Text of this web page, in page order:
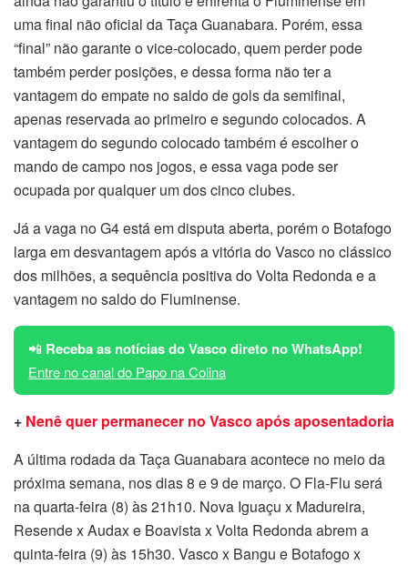
uma final não oficial da Taça Guanabara. Porém, essa
“final” não garante o vice-colocado, quem perder pode
também perder posições, e dessa forma não ter a
vantagem do empate no saldo de gols da semifinal,
apenas reservada ao primeiro e segundo colocados. A
vantagem do segundo colocado também é escolher o
mando de campo nos jogos, e essa vaga pode ser
ocupada por qualquer um dos cinco clubes.
Já a vaga no G4 está em disputa aberta, porém o Botafogo
larga em desvantagem após a vitória do Vasco no clássico
dos milhões, a sequência positiva do Volta Redonda e a
vantagem no saldo do Fluminense.
📲 Receba as notícias do Vasco direto no WhatsApp!
Entre no canal do Papo na Colina
+ Nenê quer permanecer no Vasco após aposentadoria
A última rodada da Taça Guanabara acontece no meio da
próxima semana, nos dias 8 e 9 de março. O Fla-Flu será
na quarta-feira (8) às 21h10. Nova Iguaçu x Madureira,
Resende x Audax e Boavista x Volta Redonda abrem a
quinta-feira (9) às 15h30. Vasco x Bangu e Botafogo x